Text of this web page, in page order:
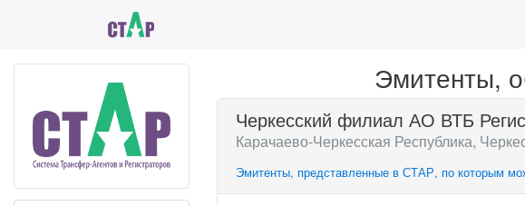
Эмитенты,
Черкесский филиал АО ВТБ
Карачаево-Черкесская Республика,
Эмитенты, представленные в СТАР, по которым